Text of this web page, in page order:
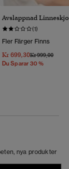
Avslappnad
(1)
Fler Färger Finns
Kr 699,30Pris Reducerat
Kr 999,00Till
Du Sparar 30 %
nya produkter